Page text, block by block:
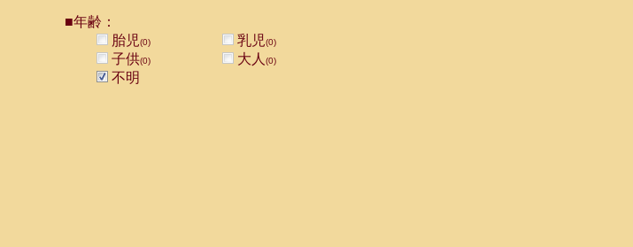
■年齢：
胎児(0) 乳児(0)
子供(0) 大人 (0)
不明